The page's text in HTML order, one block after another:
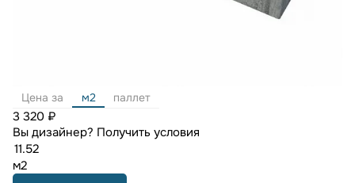
Цена за м2 паллет
3 320 ₽
Вы дизайнер? Получить условия
м2